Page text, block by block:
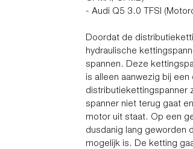
- Audi Q5 3.0 TFSI
Doordat de
hydraulische
spannen. Deze
is alleen aanwezig bij
distributiekettingspanner
spanner niet terug gaat
motor uit staat. Op een
dusdanig lang geworden
mogelijk is. De ketting